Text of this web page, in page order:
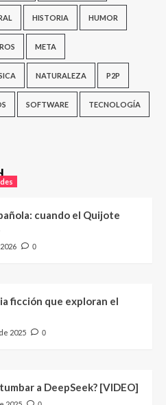
HISTORIA HUMOR
META
NATURALEZA P2P
SOFTWARE TECNOLOGÍA
cuando el Quijote
0
ficción que exploran el
2025 0
a DeepSeek? [VIDEO]